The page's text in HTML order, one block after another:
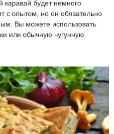
будет немного
с опытом, но он обязательно
Вы можете использовать
или обычную чугунную